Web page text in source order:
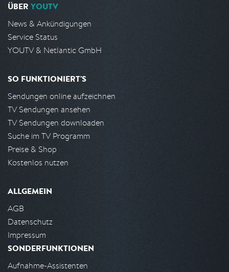
ÜBER YOUTV
News & Ankündigungen
Service Status
YOUTV & Netlantic GmbH
SO FUNKTIONIERT'S
Sendungen online aufzeichnen
TV Sendungen ansehen
TV Sendungen downloaden
Suche im TV Programm
Preise & Shop
Kostenlos nutzen
ALLGEMEIN
AGB
Datenschutz
Impressum
SONDERFUNKTIONEN
Aufnahme-Assistenten